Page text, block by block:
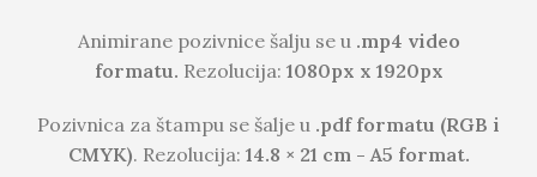
Animirane pozivnice šalju se u .mp4 video
formatu. Rezolucija: 1080px x 1920px
Pozivnica za štampu se šalje u .pdf formatu (RGB i
CMYK). Rezolucija: 14.8 × 21 cm - A5 format.